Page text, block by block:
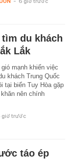
du khách
Lắk
mạnh khiến việc
khách Trung Quốc
tại biển Tuy Hòa gặp
nên chính
giờ trước
táo ép